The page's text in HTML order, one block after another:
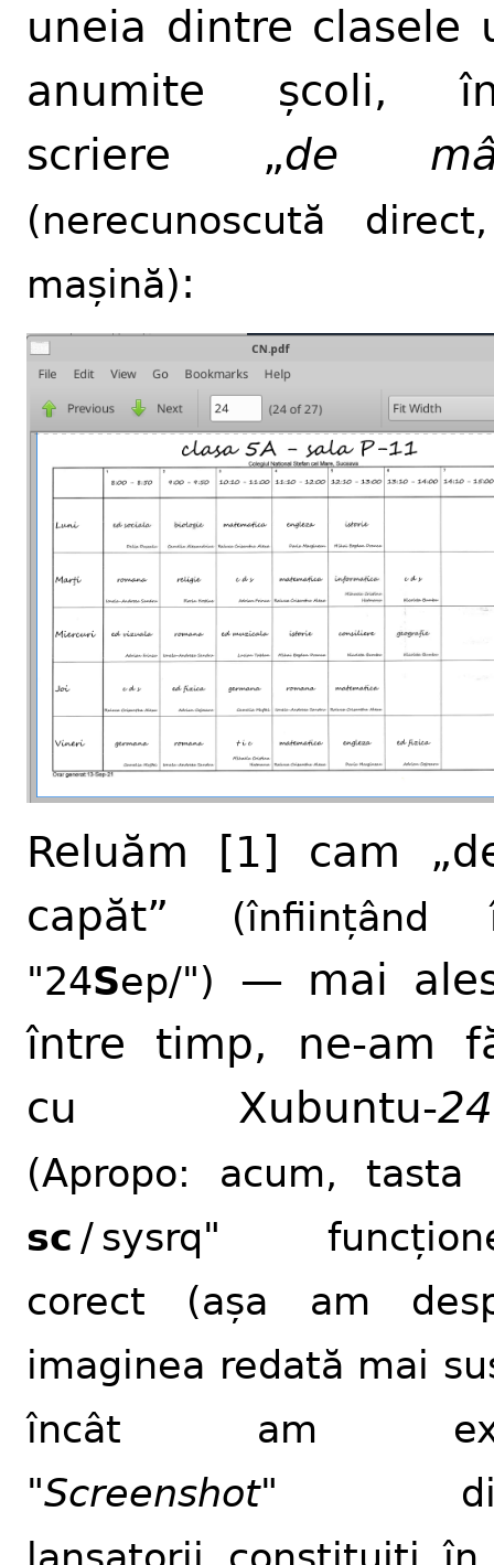
uneia dintre clasele
anumite școli,
scriere „de
(nerecunoscută
mașină):
Reluăm [1] cam
capăt”
(înființând
"24Sep/")
— mai
între timp, ne-am
cu Xubuntu-
(Apropo: acum, tasta
sc / sysrq"
corect (așa am
imaginea redată mai
încât am
"Screenshot"